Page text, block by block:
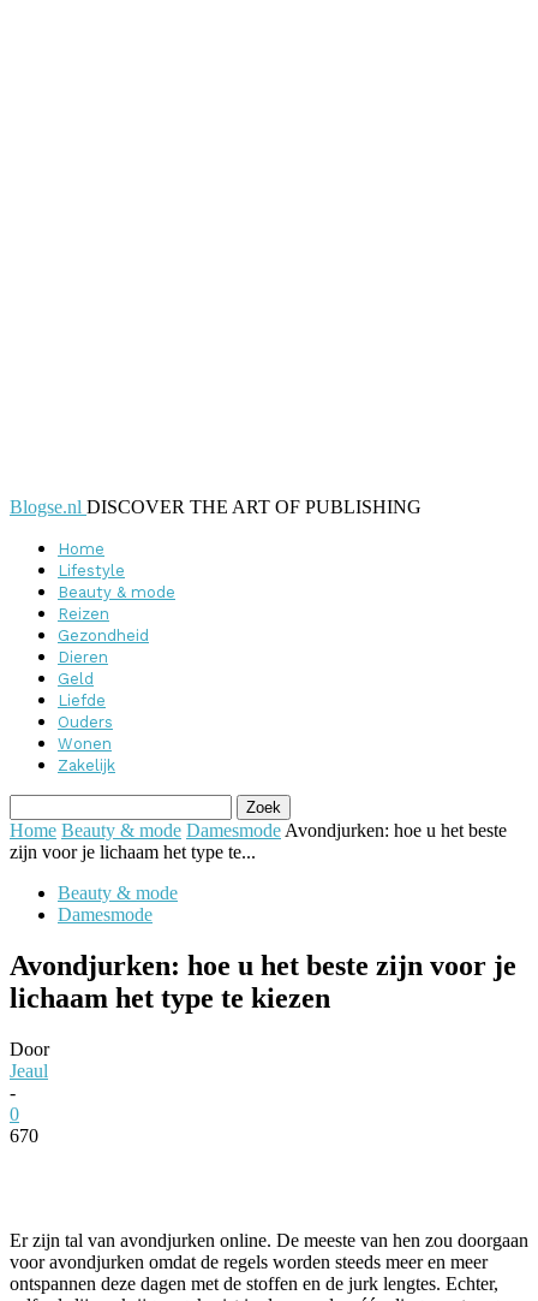
Blogse.nl DISCOVER THE ART OF PUBLISHING
Home
Lifestyle
Beauty & mode
Reizen
Gezondheid
Dieren
Geld
Liefde
Ouders
Wonen
Zakelijk
Home Beauty & mode Damesmode Avondjurken: hoe u het beste
zijn voor je lichaam het type te...
Beauty & mode
Damesmode
Avondjurken: hoe u het beste zijn voor je
lichaam het type te kiezen
Door
Jeaul
-
0
670
Er zijn tal van avondjurken online. De meeste van hen zou doorgaan
voor avondjurken omdat de regels worden steeds meer en meer
ontspannen deze dagen met de stoffen en de jurk lengtes. Echter,